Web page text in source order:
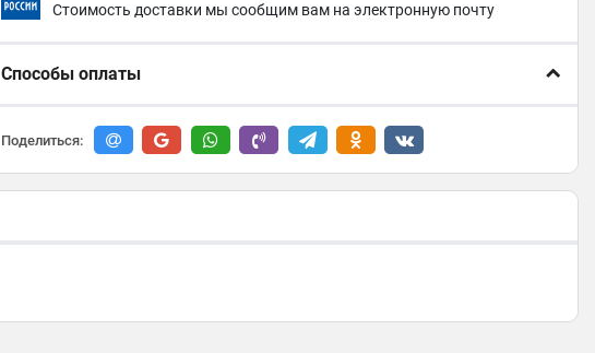
Стоимость доставки мы сообщим вам на электронную почту
Способы оплаты
Поделиться: